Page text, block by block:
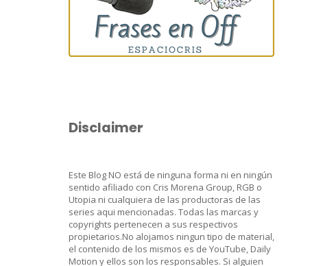
Disclaimer
Este Blog NO está de ninguna forma ni en ningún
sentido afiliado con Cris Morena Group, RGB o
Utopia ni cualquiera de las productoras de las
series aqui mencionadas. Todas las marcas y
copyrights pertenecen a sus respectivos
propietarios.No alojamos ningun tipo de material,
el contenido de los mismos es de YouTube, Daily
Motion y ellos son los responsables. Si alguien